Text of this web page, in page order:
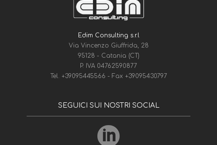
Edim Consulting s.r.l
Via Vincenzo Giuffrida, 28
95128 - Catania (CT)
P. IVA 04762590877
Tel. +39095445566 - Fax +39095430797
SEGUICI SUI NOSTRI SOCIAL